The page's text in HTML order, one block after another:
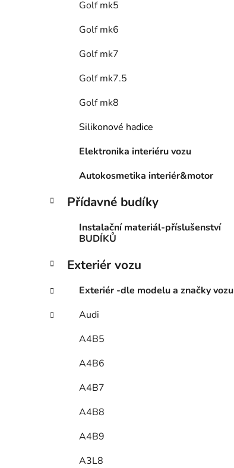
Golf mk5
Golf mk6
Golf mk7
Golf mk7.5
Golf mk8
Silikonové hadice
Elektronika interiéru vozu
Autokosmetika interiér&motor
Přídavné budíky
Instalační materiál-příslušenství
BUDÍKŮ
Exteriér vozu
Exteriér -dle modelu a značky vozu
Audi
A4B5
A4B6
A4B7
A4B8
A4B9
A3L8